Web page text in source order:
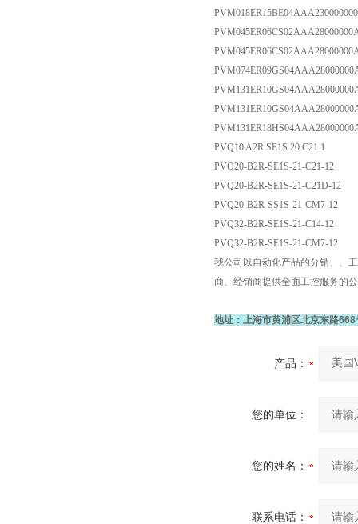
PVQ10 A2R SE1S 20 C21 1
PVQ20-B2R-SE1S-21-C21-12
PVQ20-B2R-SE1S-21-C21D-12
PVQ20-B2R-SS1S-21-CM7-12
PVQ32-B2R-SE1S-21-C14-12
PVQ32-B2R-SE1S-21-CM7-12
我公司以自动化产品的分销、、
商、经销商提供全面工控服务的
地址：上海市黄浦区北京东路
产品：
您的单位：
您的姓名：
联系电话：